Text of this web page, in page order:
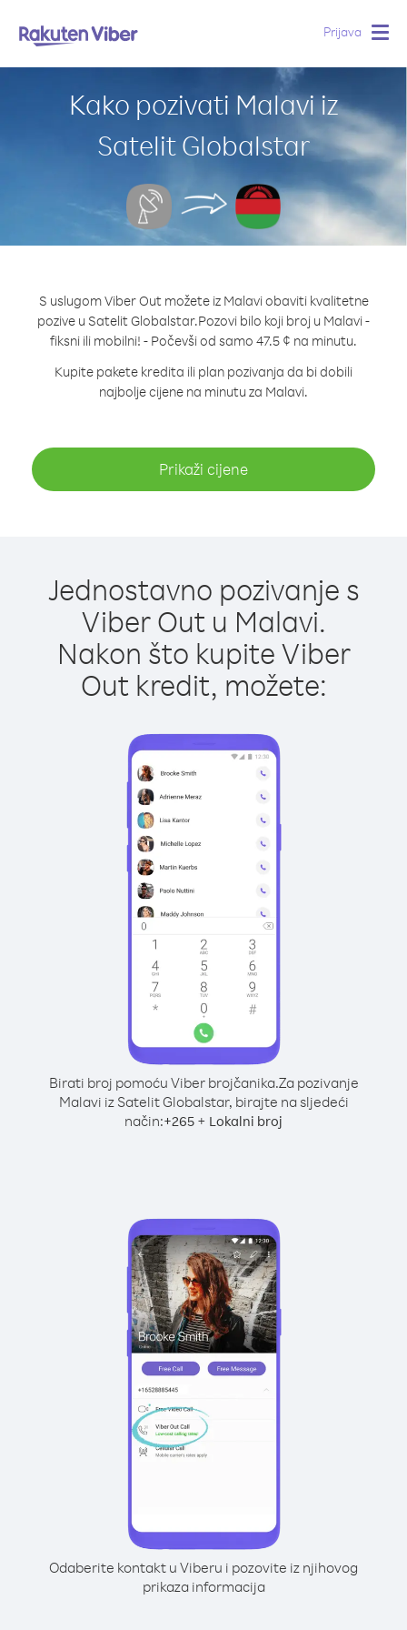
Prijava
Kako pozivati Malavi iz
Satelit Globalstar
S uslugom Viber Out možete iz Malavi obaviti kvalitetne
pozive u Satelit Globalstar.Pozovi bilo koji broj u Malavi -
fiksni ili mobilni! - Počevši od samo 47.5 ¢ na minutu.
Kupite pakete kredita ili plan pozivanja da bi dobili
najbolje cijene na minutu za Malavi.
Prikaži cijene
Jednostavno pozivanje s
Viber Out u Malavi.
Nakon što kupite Viber
Out kredit, možete:
Birati broj pomoću Viber brojčanika.Za pozivanje
Malavi iz Satelit Globalstar, birajte na sljedeći
način:+265 + Lokalni broj
Odaberite kontakt u Viberu i pozovite iz njihovog
prikaza informacija